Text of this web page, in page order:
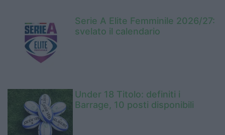
Serie A Elite Femminile 2026/27:
svelato il calendario
Under 18 Titolo: definiti i
Barrage, 10 posti disponibili